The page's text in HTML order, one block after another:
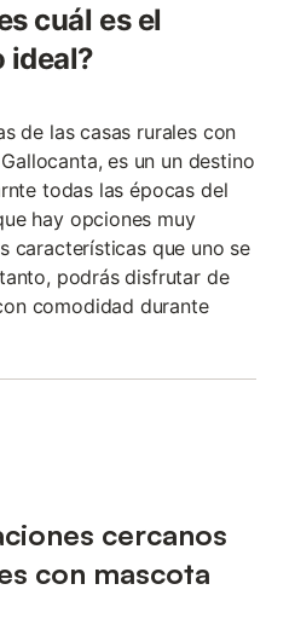
cuál es el
ideal?
de las casas rurales con
es un un destino
todas las épocas del
hay opciones muy
características que uno se
podrás disfrutar de
comodidad durante
cercanos
con mascota